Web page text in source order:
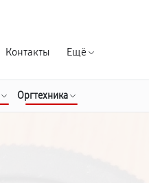
Контакты Ещё
Оргтехника